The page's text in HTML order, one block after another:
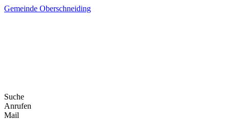
Skip
Gemeinde Oberschneiding
Suche
Anrufen
Mail